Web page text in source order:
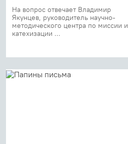
На вопрос отвечает Владимир
Якунцев, руководитель научно-
методического центра по миссии и
катехизации ...